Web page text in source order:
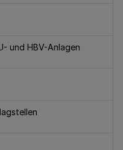
und HBV-Anlagen